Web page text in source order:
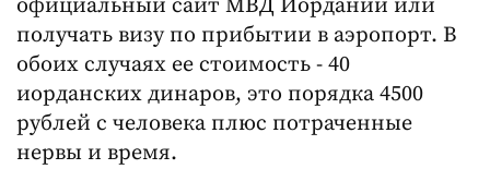
официальный сайт МВД Иордании или
получать визу по прибытии в аэропорт. В
обоих случаях ее стоимость - 40
иорданских динаров, это порядка 4500
рублей с человека плюс потраченные
нервы и время.